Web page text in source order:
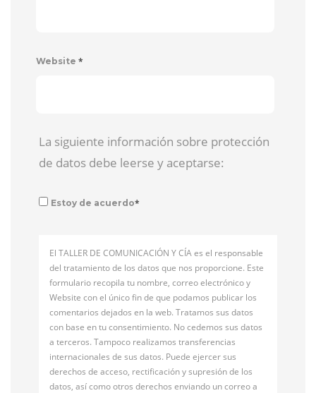
Website *
La siguiente información sobre protección
de datos debe leerse y aceptarse:
Estoy de acuerdo*
El TALLER DE COMUNICACIÓN Y CÍA es el responsable
del tratamiento de los datos que nos proporcione. Este
formulario recopila tu nombre, correo electrónico y
Website con el único fin de que podamos publicar los
comentarios dejados en la web. Tratamos sus datos
con base en tu consentimiento. No cedemos sus datos
a terceros. Tampoco realizamos transferencias
internacionales de sus datos. Puede ejercer sus
derechos de acceso, rectificación y supresión de los
datos, así como otros derechos enviando un correo a